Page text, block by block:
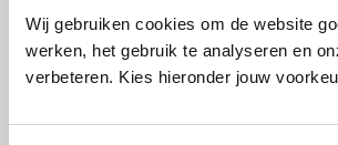
Wij gebruiken cookies om de website
werken, het gebruik te analyseren en
verbeteren. Kies hieronder jouw
“Geduld is de sleutel; je puber
huiswerk gaat niet om controle,
aanmoediging.”
Het gedrag van een puber geeft